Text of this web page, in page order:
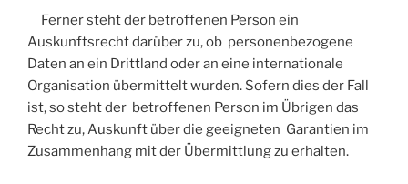
Ferner steht der betroffenen Person ein
Auskunftsrecht darüber zu, ob personenbezogene
Daten an ein Drittland oder an eine internationale
Organisation übermittelt wurden. Sofern dies der Fall
ist, so steht der betroffenen Person im Übrigen das
Recht zu, Auskunft über die geeigneten Garantien im
Zusammenhang mit der Übermittlung zu erhalten.